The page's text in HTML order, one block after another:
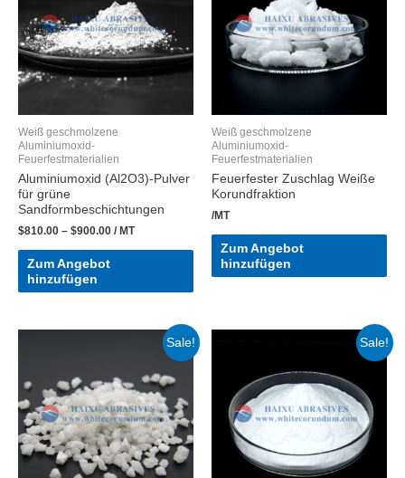
Weiß geschmolzene
Aluminiumoxid-
Feuerfestmaterialien
Aluminiumoxid (Al2O3)-Pulver
für grüne
Sandformbeschichtungen
$810.00 – $900.00 / MT
Zum Angebot
hinzufügen
Weiß geschmolzene
Aluminiumoxid-
Feuerfestmaterialien
Feuerfester Zuschlag Weiße
Korundfraktion
/MT
Zum Angebot
hinzufügen
Sale! Sale!